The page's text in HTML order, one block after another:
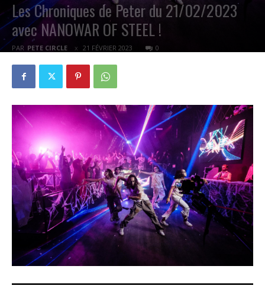
Les Chroniques de Peter du 21/02/2023
avec NANOWAR OF STEEL !
PAR PETE CIRCLE 21 FÉVRIER 2023 0